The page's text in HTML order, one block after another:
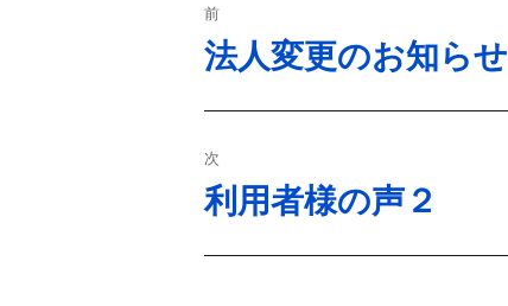
稿
ビ
ゲ
前
過
去
の
投
稿:
法人変更のお知らせ
次
次
の
投
利用者様の声２